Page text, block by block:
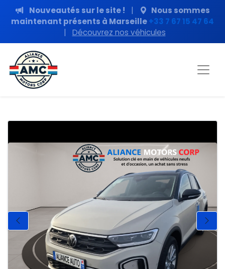
Nouveautés sur le site ! |
Nous sommes
maintenant présents à Marseille+33 7 67 15 47 64
|
Découvrez nos véhicules